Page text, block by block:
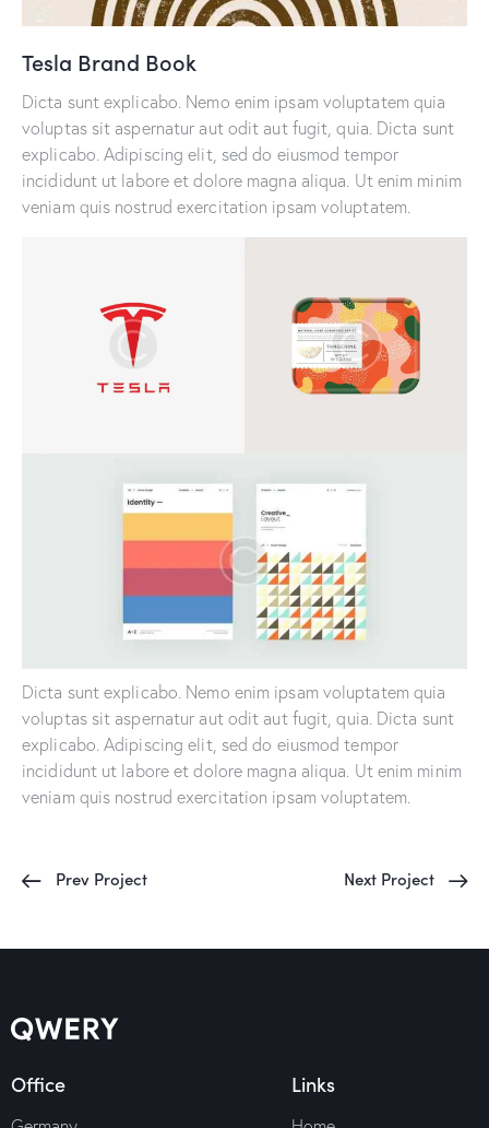
Tesla Brand Book
Dicta sunt explicabo. Nemo enim ipsam voluptatem quia
voluptas sit aspernatur aut odit aut fugit, quia. Dicta sunt
explicabo. Adipiscing elit, sed do eiusmod tempor
incididunt ut labore et dolore magna aliqua. Ut enim minim
veniam quis nostrud exercitation ipsam voluptatem.
Dicta sunt explicabo. Nemo enim ipsam voluptatem quia
voluptas sit aspernatur aut odit aut fugit, quia. Dicta sunt
explicabo. Adipiscing elit, sed do eiusmod tempor
incididunt ut labore et dolore magna aliqua. Ut enim minim
veniam quis nostrud exercitation ipsam voluptatem.
Prev Project Next Project
Office Links